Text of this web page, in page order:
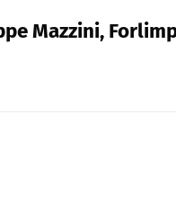
Mazzini,